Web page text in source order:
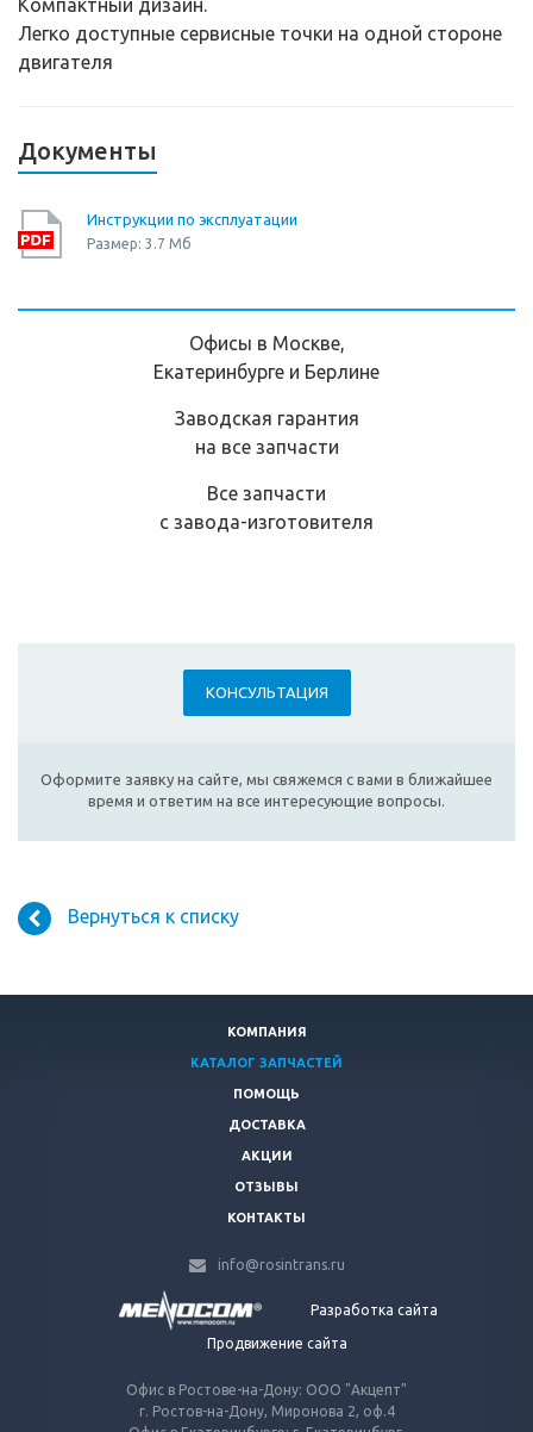
Компактный дизайн.
Легко доступные сервисные точки на одной стороне
двигателя
Документы
Инструкции по эксплуатации
Размер: 3.7 Мб
Офисы в Москве,
Екатеринбурге и Берлине
Заводская гарантия
на все запчасти
Все запчасти
с завода-изготовителя
КОНСУЛЬТАЦИЯ
Оформите заявку на сайте, мы свяжемся с вами в ближайшее
время и ответим на все интересующие вопросы.
Вернуться к списку
КОМПАНИЯ
КАТАЛОГ ЗАПЧАСТЕЙ
ПОМОЩЬ
ДОСТАВКА
АКЦИИ
ОТЗЫВЫ
КОНТАКТЫ
info@rosintrans.ru
Разработка сайта
Продвижение сайта
Офис в Ростове-на-Дону: ООО "Акцепт"
г. Ростов-на-Дону, Миронова 2, оф.4